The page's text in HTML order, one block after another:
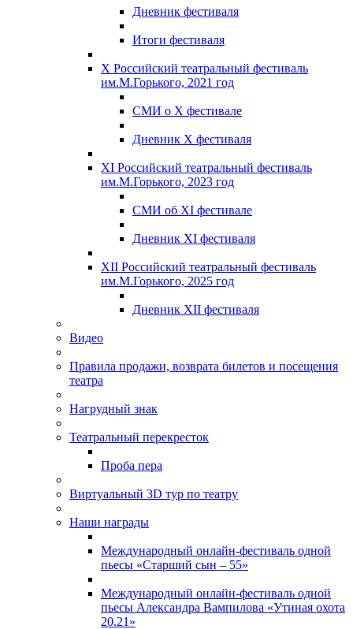
Дневник фестиваля
Итоги фестиваля
X Российский театральный фестиваль
им.М.Горького, 2021 год
СМИ о X фестивале
Дневник X фестиваля
XI Российский театральный фестиваль
им.М.Горького, 2023 год
СМИ об XI фестивале
Дневник XI фестиваля
XII Российский театральный фестиваль
им.М.Горького, 2025 год
Дневник XII фестиваля
Видео
Правила продажи, возврата билетов и посещения
театра
Нагрудный знак
Театральный перекресток
Проба пера
Виртуальный 3D тур по театру
Наши награды
Международный онлайн-фестиваль одной
пьесы «Старший сын – 55»
Международный онлайн-фестиваль одной
пьесы Александра Вампилова «Утиная охота
20.21»